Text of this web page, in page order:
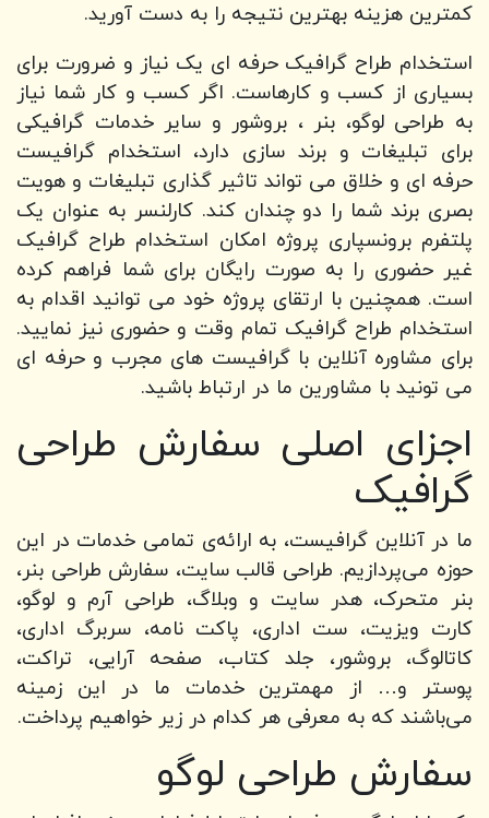
کمترین هزینه بهترین نتیجه را به دست آورید.
استخدام طراح گرافیک حرفه ای یک نیاز و ضرورت برای
بسیاری از کسب و کارهاست. اگر کسب و کار شما نیاز
به طراحی لوگو، بنر ، بروشور و سایر خدمات گرافیکی
برای تبلیغات و برند سازی دارد، استخدام گرافیست
حرفه ای و خلاق می تواند تاثیر گذاری تبلیغات و هویت
بصری برند شما را دو چندان کند. کارلنسر به عنوان یک
پلتفرم برونسپاری پروژه امکان استخدام طراح گرافیک
غیر حضوری را به صورت رایگان برای شما فراهم کرده
است. همچنین با ارتقای پروژه خود می توانید اقدام به
استخدام طراح گرافیک تمام وقت و حضوری نیز نمایید.
برای مشاوره آنلاین با گرافیست های مجرب و حرفه ای
می تونید با مشاورین ما در ارتباط باشید.
اجزای اصلی سفارش طراحی
گرافیک
ما در آنلاین گرافیست، به ارائه‌ی تمامی خدمات در این
حوزه می‌پردازیم. طراحی قالب سایت، سفارش طراحی بنر،
بنر متحرک، هدر سایت و وبلاگ، طراحی آرم و لوگو،
کارت ویزیت، ست اداری، پاکت نامه، سربرگ اداری،
کاتالوگ، بروشور، جلد کتاب، صفحه آرایی، تراکت،
پوستر و… از مهمترین خدمات ما در این زمینه
می‌باشند که به معرفی هر کدام در زیر خواهیم پرداخت.
سفارش طراحی لوگو